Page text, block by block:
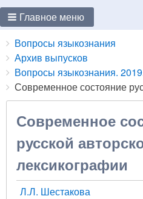
Главное меню
Breadcrumbs
You
are
here:
Вопросы языкознания
Архив выпусков
Вопросы языкознания.
Современное состояние
Современное
русской
лексикографии
Л.Л. Шестакова